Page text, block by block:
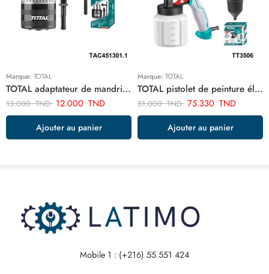
Marque: TOTAL
TOTAL adaptateur de mandrin de foret sds plus TAC451301.1
13.000TND 12.000 TND
Ajouter au panier
Marque: TOTAL
TOTAL pistolet de peinture électrique 450w TT3506
81.000TND 75.330 TND
Ajouter au panier
Mobile 1 : (+216) 55 551 424